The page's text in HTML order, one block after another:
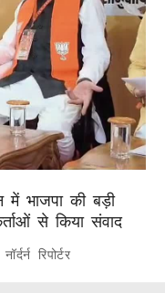
में भाजपा की बड़ी
से किया संवाद
नॉर्दर्न रिपोर्टर